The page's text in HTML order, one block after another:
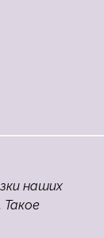
наших